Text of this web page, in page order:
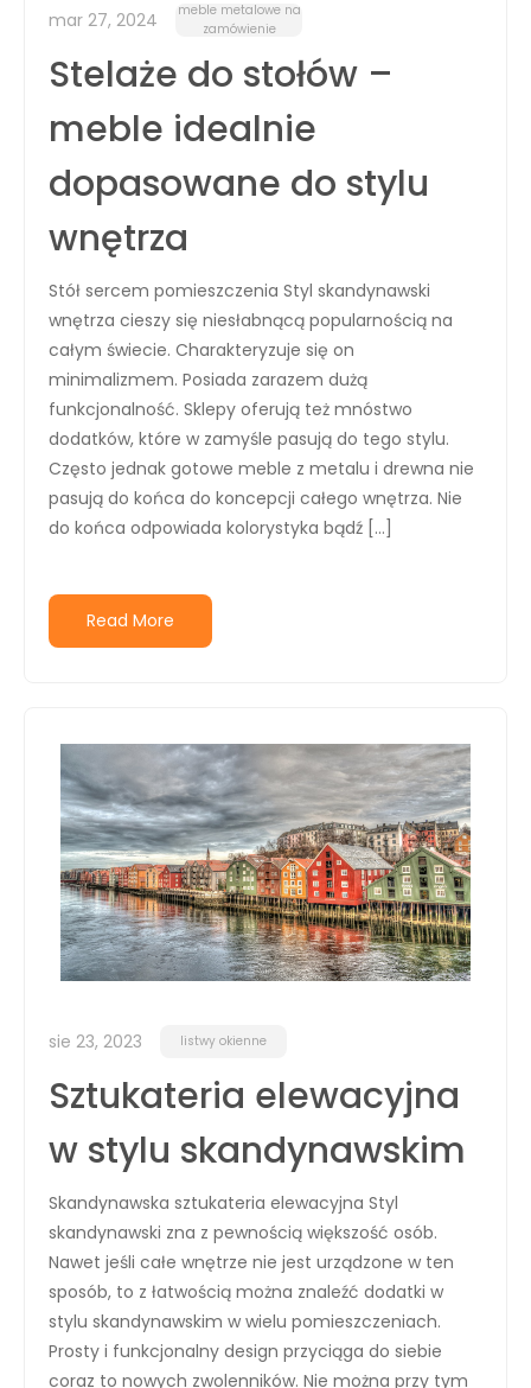
mar 27, 2024
meble metalowe na
zamówienie
Stelaże do stołów –
meble idealnie
dopasowane do stylu
wnętrza
Stół sercem pomieszczenia Styl skandynawski
wnętrza cieszy się niesłabnącą popularnością na
całym świecie. Charakteryzuje się on
minimalizmem. Posiada zarazem dużą
funkcjonalność. Sklepy oferują też mnóstwo
dodatków, które w zamyśle pasują do tego stylu.
Często jednak gotowe meble z metalu i drewna nie
pasują do końca do koncepcji całego wnętrza. Nie
do końca odpowiada kolorystyka bądź […]
Read More
sie 23, 2023 listwy okienne
Sztukateria elewacyjna
w stylu skandynawskim
Skandynawska sztukateria elewacyjna Styl
skandynawski zna z pewnością większość osób.
Nawet jeśli całe wnętrze nie jest urządzone w ten
sposób, to z łatwością można znaleźć dodatki w
stylu skandynawskim w wielu pomieszczeniach.
Prosty i funkcjonalny design przyciąga do siebie
coraz to nowych zwolenników. Nie można przy tym